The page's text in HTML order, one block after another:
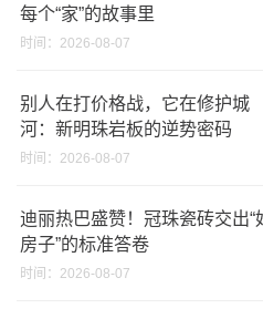
每个“家”的故事里
时间：2026-08-07
别人在打价格战，它在修护城
河：新明珠岩板的逆势密码
时间：2026-08-07
迪丽热巴盛赞！冠珠瓷砖交出“
房子”的标准答卷
时间：2026-08-07